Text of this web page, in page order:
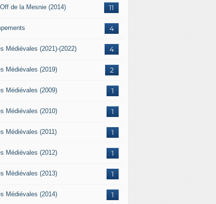
11
de la Mesnie (2014)
4
4
Médiévales (2021)-(2022)
2
Médiévales (2019)
1
Médiévales (2009)
1
Médiévales (2010)
1
Médiévales (2011)
1
Médiévales (2012)
1
Médiévales (2013)
1
Médiévales (2014)